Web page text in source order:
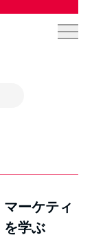
ーケティ
を学ぶ